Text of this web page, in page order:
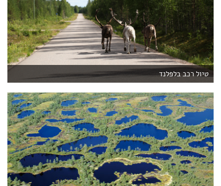
טיול רכב בלפלנד